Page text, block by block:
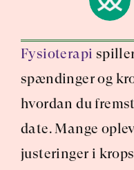
Fysioterapi
spændinger og
hvordan du
date. Mange
justeringer i